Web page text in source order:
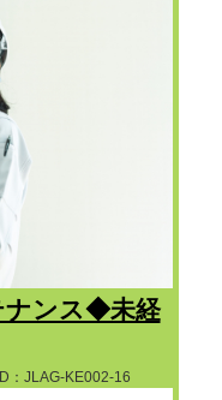
ナンス◆未経
JLAG-KE002-16